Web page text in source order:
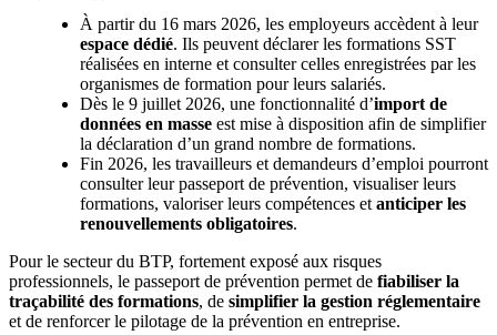
À partir du 16 mars 2026, les employeurs accèdent à leur
espace dédié. Ils peuvent déclarer les formations SST
réalisées en interne et consulter celles enregistrées par les
organismes de formation pour leurs salariés.
Dès le 9 juillet 2026, une fonctionnalité d’import de
données en masse est mise à disposition afin de simplifier
la déclaration d’un grand nombre de formations.
Fin 2026, les travailleurs et demandeurs d’emploi pourront
consulter leur passeport de prévention, visualiser leurs
formations, valoriser leurs compétences et anticiper les
renouvellements obligatoires.
Pour le secteur du BTP, fortement exposé aux risques
professionnels, le passeport de prévention permet de fiabiliser la
traçabilité des formations, de simplifier la gestion réglementaire
et de renforcer le pilotage de la prévention en entreprise.